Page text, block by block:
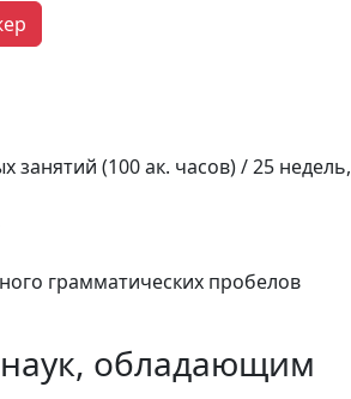
занятий (100 ак. часов) / 25 недель,
грамматических пробелов
обладающим